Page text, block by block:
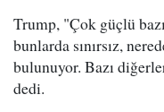
Trump, "Çok güçlü
bunlarda sınırsız,
bulunuyor. Bazı
dedi.